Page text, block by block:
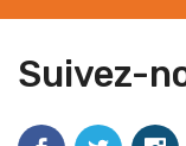
Suivez-